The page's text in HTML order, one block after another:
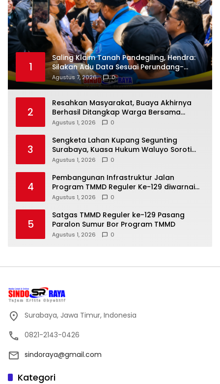
1
Saling Klaim Tanah Pandegiling, Hendra:
Silakan Adu Data Sesuai Perundang-
undangan
Agustus 7, 2026 0
2
Resahkan Masyarakat, Buaya Akhirnya
Berhasil Ditangkap Warga Bersama
Babinsa Koramil 04/Jawai
Agustus 1, 2026 0
3
Sengketa Lahan Kupang Segunting
Surabaya, Kuasa Hukum Waluyo Soroti
Dugaan Cacat Hukum Peralihan SHM 964
Agustus 1, 2026 0
4
Pembangunan Infrastruktur Jalan
Program TMMD Reguler Ke-129 diwarnai
Senda Gurau Satgas dan Warga Desa
Agustus 1, 2026 0
5
Satgas TMMD Reguler ke-129 Pasang
Paralon Sumur Bor Program TMMD
Agustus 1, 2026 0
Surabaya, Jawa Timur, Indonesia
0821-2143-0426
sindoraya@gmail.com
Kategori